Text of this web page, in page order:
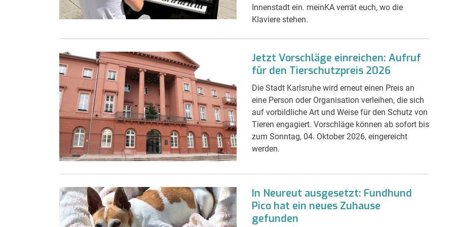
Innenstadt ein. meinKA verrät euch, wo die
Klaviere stehen.
Jetzt Vorschläge einreichen: Aufruf
für den Tierschutzpreis 2026
Die Stadt Karlsruhe wird erneut einen Preis an
eine Person oder Organisation verleihen, die sich
auf vorbildliche Art und Weise für den Schutz von
Tieren engagiert. Vorschläge können ab sofort bis
zum Sonntag, 04. Oktober 2026, eingereicht
werden.
In Neureut ausgesetzt: Fundhund
Pico hat ein neues Zuhause
gefunden